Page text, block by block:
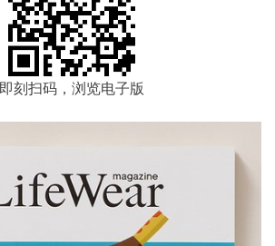
即刻扫码，浏览电子版